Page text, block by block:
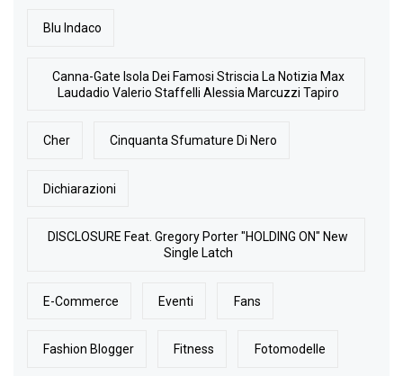
Blu Indaco
Canna-Gate Isola Dei Famosi Striscia La Notizia Max
Laudadio Valerio Staffelli Alessia Marcuzzi Tapiro
Cher Cinquanta Sfumature Di Nero
Dichiarazioni
DISCLOSURE Feat. Gregory Porter "HOLDING ON" New
Single Latch
E-Commerce Eventi Fans
Fashion Blogger Fitness Fotomodelle